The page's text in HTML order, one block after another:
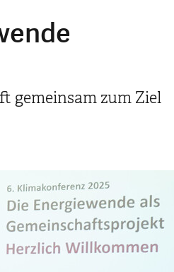
gemeinsam zum Ziel